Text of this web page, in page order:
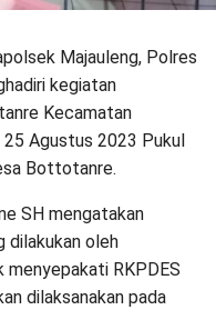
Majauleng, Polres
kegiatan
Kecamatan
Agustus 2023 Pukul
Bottotanre.
SH mengatakan
dilakukan oleh
RKPDES
dilaksanakan pada